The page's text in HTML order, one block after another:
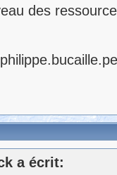
des
a écrit: